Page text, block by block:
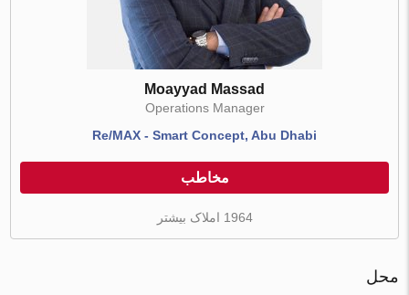
Moayyad Massad
Operations Manager
Re/MAX - Smart Concept, Abu Dhabi
مخاطب
1964 املاک بیشتر
محل